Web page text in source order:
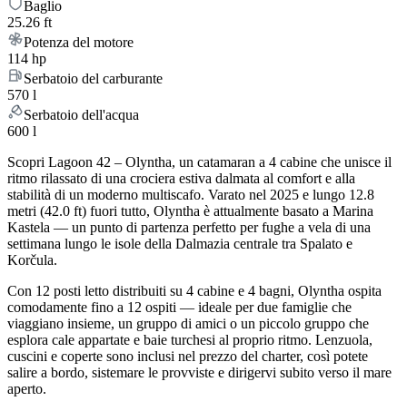
Baglio
25.26 ft
Potenza del motore
114 hp
Serbatoio del carburante
570 l
Serbatoio dell'acqua
600 l
Scopri Lagoon 42 – Olyntha, un catamaran a 4 cabine che unisce il
ritmo rilassato di una crociera estiva dalmata al comfort e alla
stabilità di un moderno multiscafo. Varato nel 2025 e lungo 12.8
metri (42.0 ft) fuori tutto, Olyntha è attualmente basato a Marina
Kastela — un punto di partenza perfetto per fughe a vela di una
settimana lungo le isole della Dalmazia centrale tra Spalato e
Korčula.
Con 12 posti letto distribuiti su 4 cabine e 4 bagni, Olyntha ospita
comodamente fino a 12 ospiti — ideale per due famiglie che
viaggiano insieme, un gruppo di amici o un piccolo gruppo che
esplora cale appartate e baie turchesi al proprio ritmo. Lenzuola,
cuscini e coperte sono inclusi nel prezzo del charter, così potete
salire a bordo, sistemare le provviste e dirigervi subito verso il mare
aperto.